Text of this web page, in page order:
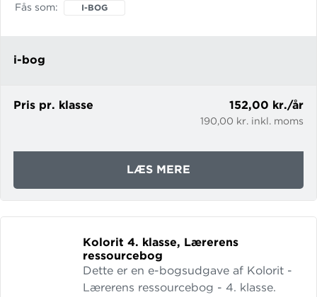
Fås som I-BOG
i-bog
Pris pr. klasse 152,00 kr./år
190,00 kr. inkl. moms
LÆS MERE
KOLORIT
FOR
I-
Kolorit 4. klasse, Lærerens
ressourcebog
Dette er en e-bogsudgave af Kolorit -
Lærerens ressourcebog - 4. klasse.